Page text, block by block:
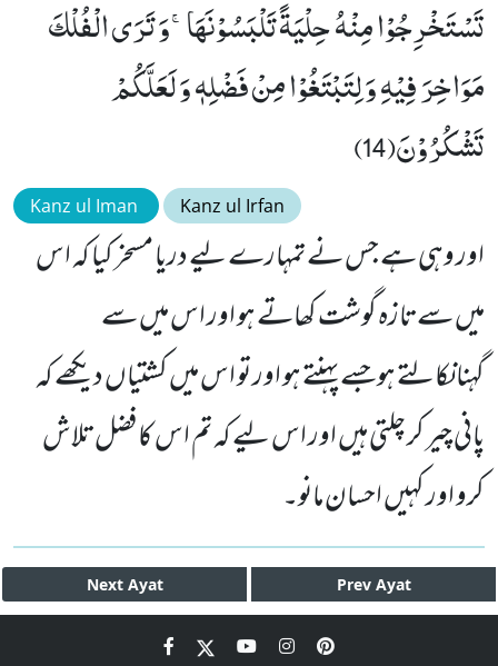
تَسْتَخْرِجُوْا مِنْهُ حِلْیَةً تَلْبَسُوْنَهَاۚ-وَ تَرَى الْفُلْكَ
مَوَاخِرَ فِیْهِ وَ لِتَبْتَغُوْا مِنْ فَضْلِهٖ وَ لَعَلَّكُمْ
تَشْكُرُوْنَ(14)
Kanz ul Iman Kanz ul Irfan
اور وہی ہے جس نے تمہارے لیے دریا مسخر کیا کہ اس
میں سے تازہ گوشت کھاتے ہو اور اس میں سے
گہنانکالتے ہو جسے پہنتے ہو اور تو اس میں کشتیاں دیکھے کہ
پانی چیر کر چلتی ہیں اور اس لیے کہ تم اس کا فضل تلاش
کرو اور کہیں احسان مانو۔
Next Ayat Prev Ayat